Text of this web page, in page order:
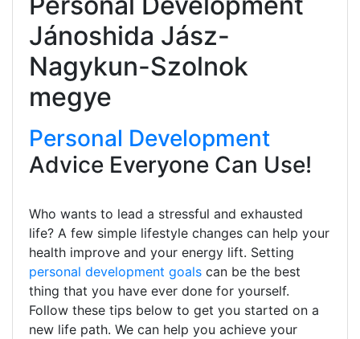
Jánoshida Jász-
Nagykun-Szolnok
megye
Personal Development
Advice Everyone Can Use!
Who wants to lead a stressful and exhausted
life? A few simple lifestyle changes can help your
health improve and your energy lift. Setting
personal development goals can be the best
thing that you have ever done for yourself.
Follow these tips below to get you started on a
new life path. We can help you achieve your